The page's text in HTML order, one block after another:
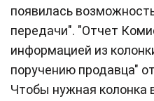
появилась
передачи". "Отчет
информацией из
поручению продавца"
Чтобы нужная колонка